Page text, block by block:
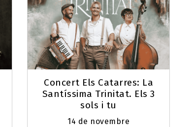
Concert Els Catarres: La
Santíssima Trinitat. Els 3
sols i tu
14 de novembre